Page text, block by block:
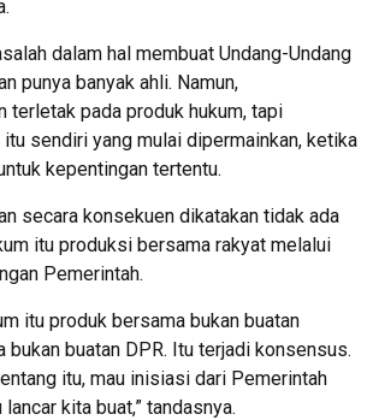
dalam hal membuat Undang-Undang
punya banyak ahli. Namun,
terletak pada produk hukum, tapi
sendiri yang mulai dipermainkan, ketika
kepentingan tertentu.
secara konsekuen dikatakan tidak ada
itu produksi bersama rakyat melalui
Pemerintah.
itu produk bersama bukan buatan
bukan buatan DPR. Itu terjadi konsensus.
itu, mau inisiasi dari Pemerintah
kita buat,” tandasnya.